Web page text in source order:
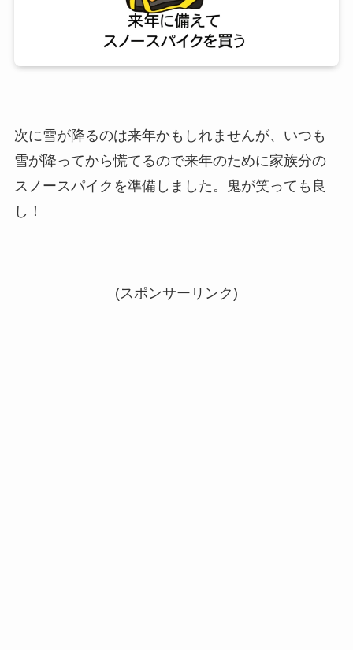
次に雪が降るのは来年かもしれませんが、いつも
雪が降ってから慌てるので来年のために家族分の
スノースパイクを準備しました。鬼が笑っても良
し！
(スポンサーリンク)